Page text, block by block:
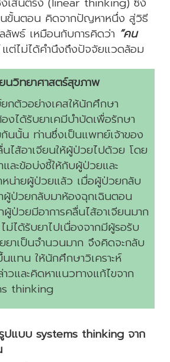
นขั้นตอน คิดจากปัญหาหนึ่ง สู่วิธี
พธ์ เหมือนกับการคิดว่า “คน
แต่ไม่ได้คำนึงถึงปัจจัยแวดล้อม
ยนวิทยาศาสตร์สุขภาพ
ยกตัวอย่างเคสให้นักศึกษา
งได้รับยาเคมีบำบัดเพื่อรักษา
นนั้น ท่านซึ่งเป็นแพทย์เจ้าของ
นไส้อาเจียนให้ผู้ป่วยไปด้วย โดย
และข้อบ่งชี้ให้กับผู้ป่วยและ
น่ายผู้ป่วยแล้ว เมื่อผู้ป่วยกลับ
ป่วยกลับมาห้องฉุกเฉินตอน
ผู้ป่วยมีอาการคลื่นไส้อาเจียนมาก
ได้รับยาไปเนื่องจากมีผู้รอรับ
ยาเป็นจำนวนมาก จึงคิดจะกลับ
นแทน ให้นักศึกษาวิเคราะห์
วและคิดหาแนวทางแก้ไขจาก
thinking
ปแบบ systems thinking จาก